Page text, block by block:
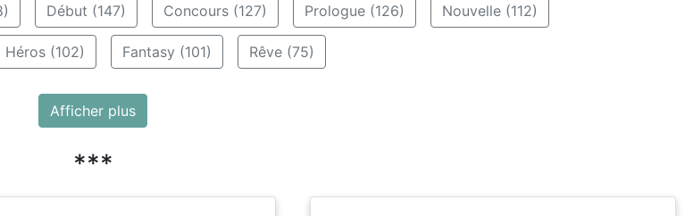
Début (147) Concours (127) Prologue (126) Nouvelle (112)
Héros (102) Fantasy (101) Rêve (75)
Afficher plus
***